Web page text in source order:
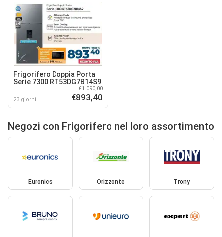
Frigorifero Doppia Porta
Serie 7300 RT53DG7B14S9
23 giorni
€1.090,00
€893,40
Negozi con Frigorifero nel loro assortimento
Euronics Orizzonte Trony